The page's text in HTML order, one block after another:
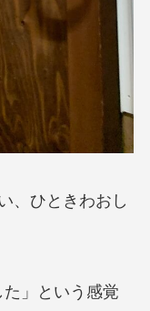
、ひときわおし
」という感覚